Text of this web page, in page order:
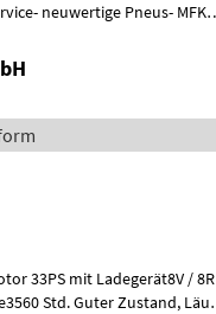
neuwertige Pneus- MFK
33PS mit Ladegerät8V / 8R
Std. Guter Zustand, Läuft